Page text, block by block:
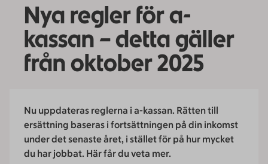
Nya regler för a-
kassan – detta gäller
från oktober 2025
Nu uppdateras reglerna i a-kassan. Rätten till
ersättning baseras i fortsättningen på din inkomst
under det senaste året, i stället för på hur mycket
du har jobbat. Här får du veta mer.